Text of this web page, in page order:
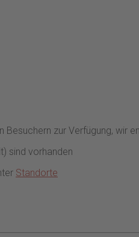
Besuchern zur Verfügung, wir
sind vorhanden
Standorte